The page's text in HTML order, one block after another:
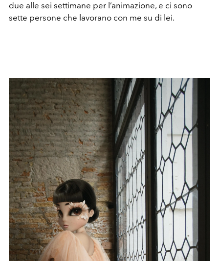
due alle sei settimane per l’animazione, e ci sono
sette persone che lavorano con me su di lei.